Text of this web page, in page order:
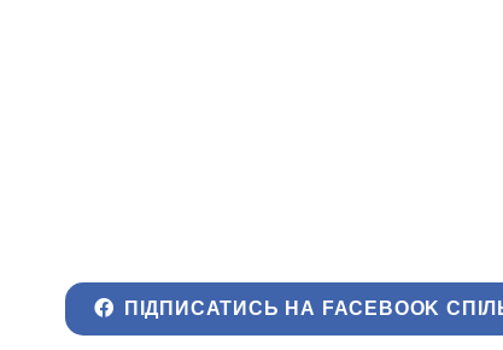
ПІДПИСАТИСЬ НА FACEBOOK